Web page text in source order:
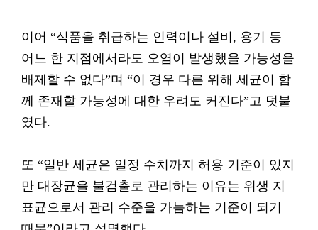
이어 “식품을 취급하는 인력이나 설비, 용기 등
어느 한 지점에서라도 오염이 발생했을 가능성을
배제할 수 없다”며 “이 경우 다른 위해 세균이 함
께 존재할 가능성에 대한 우려도 커진다”고 덧붙
였다.
또 “일반 세균은 일정 수치까지 허용 기준이 있지
만 대장균을 불검출로 관리하는 이유는 위생 지
표균으로서 관리 수준을 가늠하는 기준이 되기